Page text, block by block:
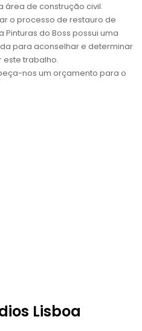
área de construção civil.
o processo de restauro de
Pinturas do Boss possui uma
para aconselhar e determinar
este trabalho.
nos um orçamento para o
Lisboa